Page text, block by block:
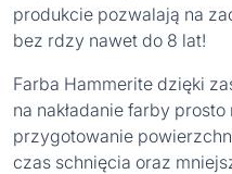
produkcie pozwalają na
bez rdzy nawet do 8 lat!
Farba Hammerite dzięki
na nakładanie farby
przygotowanie
czas schnięcia oraz